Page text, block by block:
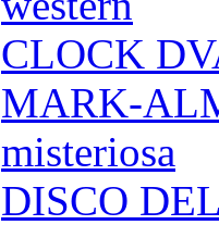
CLOCK
MARK-
misteriosa
DISCO